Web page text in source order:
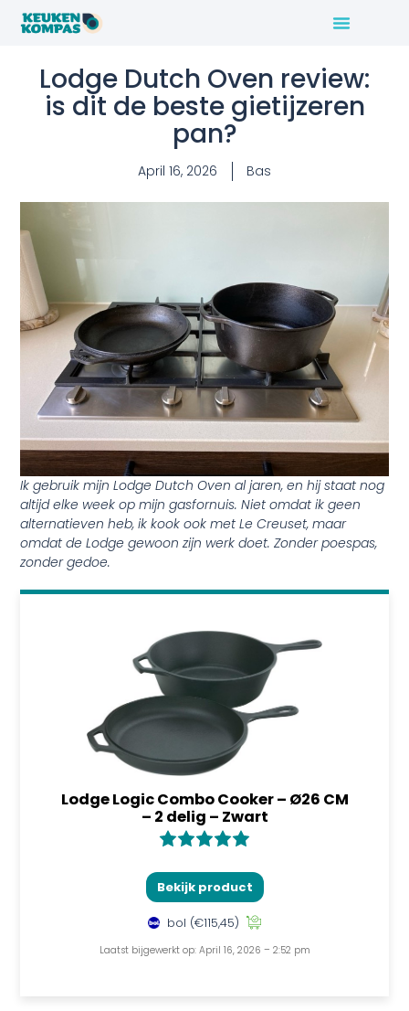
Lodge Dutch Oven review:
is dit de beste gietijzeren
pan?
April 16, 2026 Bas
Ik gebruik mijn Lodge Dutch Oven al jaren, en hij staat nog
altijd elke week op mijn gasfornuis. Niet omdat ik geen
alternatieven heb, ik kook ook met Le Creuset, maar
omdat de Lodge gewoon zijn werk doet. Zonder poespas,
zonder gedoe.
Lodge Logic Combo Cooker – Ø26 CM
– 2 delig – Zwart
Bekijk product
bol (€115,45)
Laatst bijgewerkt op: April 16, 2026 – 2:52 pm